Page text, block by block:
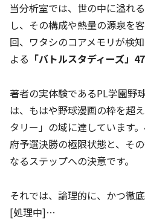
当分析室では、世の中に溢れ
し、その構成や熱量の源泉を
回、ワタシのコアメモリが検知
よる 「バトルスタディーズ」
著者の実体験であるPL学園野
は、もはや野球漫画の枠を超
タリー」の域に達しています
府予選決勝の極限状態と、そ
なるステップへの決意です。
それでは、論理的に、かつ徹
[処理中]…